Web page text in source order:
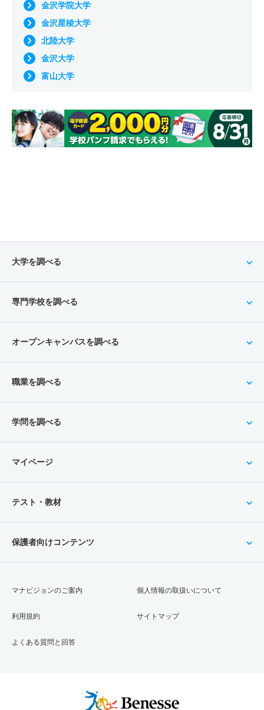
金沢学院大学
金沢星稜大学
北陸大学
金沢大学
富山大学
大学を調べる
専門学校を調べる
オープンキャンパスを調べる
職業を調べる
学問を調べる
マイページ
テスト・教材
保護者向けコンテンツ
マナビジョンのご案内
利用規約
よくある質問と回答
個人情報の取扱いについて
サイトマップ